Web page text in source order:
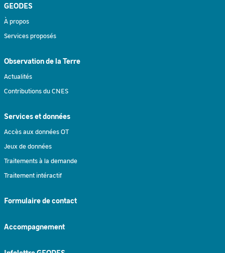
GEODES
À propos
Services proposés
Observation de la Terre
Actualités
Contributions du CNES
Services et données
Accès aux données OT
Jeux de données
Traitements à la demande
Traitement intéractif
Formulaire de contact
Accompagnement